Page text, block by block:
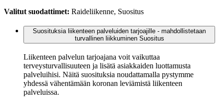
Valitut suodattimet: Raideliikenne, Suositus
Suosituksia liikenteen palveluiden tarjoajille - mahdollistetaan
turvallinen liikkuminen Suositus
Liikenteen palvelun tarjoajana voit vaikuttaa
terveysturvallisuuteen ja lisätä asiakkaiden luottamusta
palveluihisi. Näitä suosituksia noudattamalla pystymme
yhdessä vähentämään koronan leviämistä liikenteen
palveluissa.